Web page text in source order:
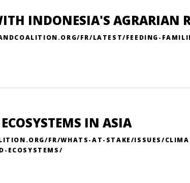
INDONESIA'S AGRARIAN
FR/LATEST/FEEDING-
IN ASIA
FR/WHATS-AT-STAKE/ISSUES/
ECOSYSTEMS/